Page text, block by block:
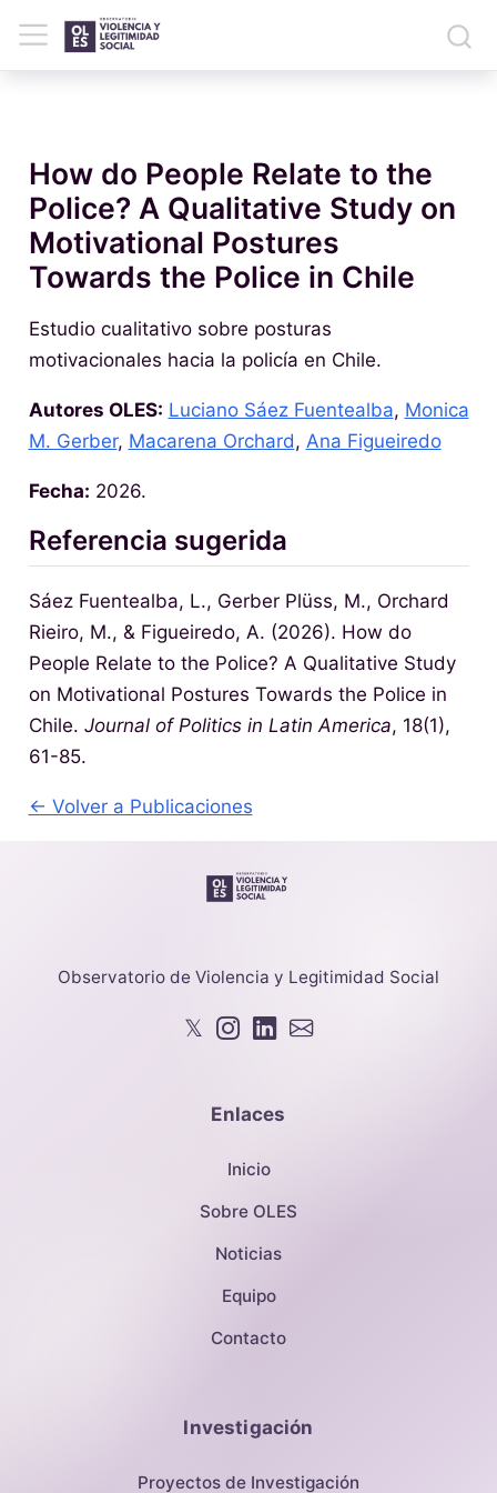
How do People Relate to the
Police? A Qualitative Study on
Motivational Postures
Towards the Police in Chile
Estudio cualitativo sobre posturas
motivacionales hacia la policía en Chile.
Autores OLES: Luciano Sáez Fuentealba, Monica
M. Gerber, Macarena Orchard, Ana Figueiredo
Fecha: 2026.
Referencia sugerida
Sáez Fuentealba, L., Gerber Plüss, M., Orchard
Rieiro, M., & Figueiredo, A. (2026). How do
People Relate to the Police? A Qualitative Study
on Motivational Postures Towards the Police in
Chile. Journal of Politics in Latin America, 18(1),
61-85.
← Volver a Publicaciones
Observatorio de Violencia y Legitimidad Social
𝕏
Enlaces
Inicio
Sobre OLES
Noticias
Equipo
Contacto
Investigación
Proyectos de Investigación